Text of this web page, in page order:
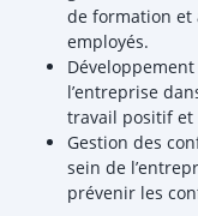
de formation et
employés.
l’entreprise
travail positif et
Gestion des
sein de
prévenir les